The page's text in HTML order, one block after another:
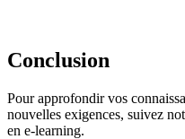
Conclusion
Pour approfondir vos
nouvelles exigences, suivez
en e-learning.